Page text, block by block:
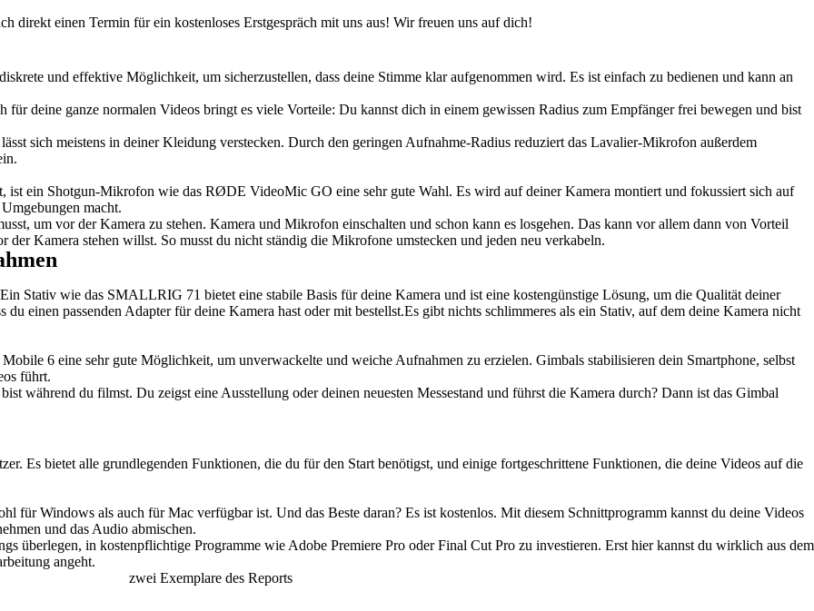
direkt einen Termin für ein kostenloses Erstgespräch mit uns aus! Wir freuen uns auf dich!
und effektive Möglichkeit, um sicherzustellen, dass deine Stimme klar aufgenommen wird. Es ist einfach zu bedienen und kann an
deine ganze normalen Videos bringt es viele Vorteile: Du kannst dich in einem gewissen Radius zum Empfänger frei bewegen und bist
sich meistens in deiner Kleidung verstecken. Durch den geringen Aufnahme-Radius reduziert das Lavalier-Mikrofon außerdem
ist ein Shotgun-Mikrofon wie das RØDE VideoMic GO eine sehr gute Wahl. Es wird auf deiner Kamera montiert und fokussiert sich auf
macht.
um vor der Kamera zu stehen. Kamera und Mikrofon einschalten und schon kann es losgehen. Das kann vor allem dann von Vorteil
der Kamera stehen willst. So musst du nicht ständig die Mikrofone umstecken und jeden neu verkabeln.
Stativ wie das SMALLRIG 71 bietet eine stabile Basis für deine Kamera und ist eine kostengünstige Lösung, um die Qualität deiner
einen passenden Adapter für deine Kamera hast oder mit bestellst.Es gibt nichts schlimmeres als ein Stativ, auf dem deine Kamera nicht
6 eine sehr gute Möglichkeit, um unverwackelte und weiche Aufnahmen zu erzielen. Gimbals stabilisieren dein Smartphone, selbst
führt.
während du filmst. Du zeigst eine Ausstellung oder deinen neuesten Messestand und führst die Kamera durch? Dann ist das Gimbal
Es bietet alle grundlegenden Funktionen, die du für den Start benötigst, und einige fortgeschrittene Funktionen, die deine Videos auf die
für Windows als auch für Mac verfügbar ist. Und das Beste daran? Es ist kostenlos. Mit diesem Schnittprogramm kannst du deine Videos
und das Audio abmischen.
überlegen, in kostenpflichtige Programme wie Adobe Premiere Pro oder Final Cut Pro zu investieren. Erst hier kannst du wirklich aus dem
angeht.